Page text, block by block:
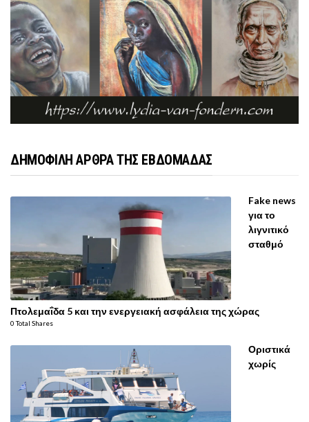
ΔΗΜΟΦΙΛΗ ΑΡΘΡΑ ΤΗΣ ΕΒΔΟΜΑΔΑΣ
Fake news
για το
λιγνιτικό
σταθμό
Πτολεμαΐδα 5 και την ενεργειακή ασφάλεια της χώρας
0 Total Shares
Οριστικά
χωρίς